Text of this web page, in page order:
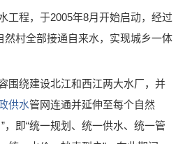
程，于2005年8月开始启动，经过
然村全部接通自来水，实现城乡一体
绕建设北江和西江两大水厂，并
供水管网连通并延伸至每个自然
，即“统一规划、统一供水、统一管